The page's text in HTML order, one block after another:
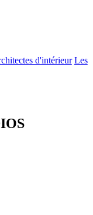
d'intérieur Les